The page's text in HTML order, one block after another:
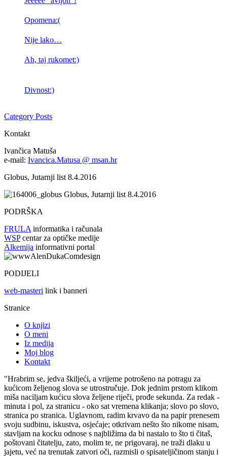
Opomena:(
Nije lako…
Ah, taj rukomet:)
Divnost:)
Category Posts
Kontakt
Ivančica Matuša
e-mail: Ivancica.Matusa @ msan.hr
Globus, Jutarnji list 8.4.2016
Globus, Jutarnji list 8.4.2016
PODRŠKA
FRULA informatika i računala
WSPcentar za optičke medije
Alkemija informativni portal
PODIJELI
web-masteri link i banneri
Stranice
O knjizi
O meni
Iz medija
Moj blog
Kontakt
"Hrabrim se, jedva škiljeći, a vrijeme potrošeno na potragu za
kućicom željenog slova se utrostručuje. Dok jednim prstom klikom
miša naciljam kućicu slova željene riječi, prođe sekunda. Za redak -
minuta i pol, za stranicu - oko sat vremena klikanja; slovo po slovo,
stranica po stranica. Uglavnom, radim krvavo da na papir prenesem
svoju sudbinu, iskustva, osjećaje; otkrivam nešto što nikome nisam,
stavljam na kocku odnose s najbližima da bi nastalo to što ti čitaš,
poštovani čitatelju, zato, molim te, ne prigovaraj, ne traži dlaku u
jajetu, već na trenutak zatvori oči, razmisli o spisateljičinom stanju i